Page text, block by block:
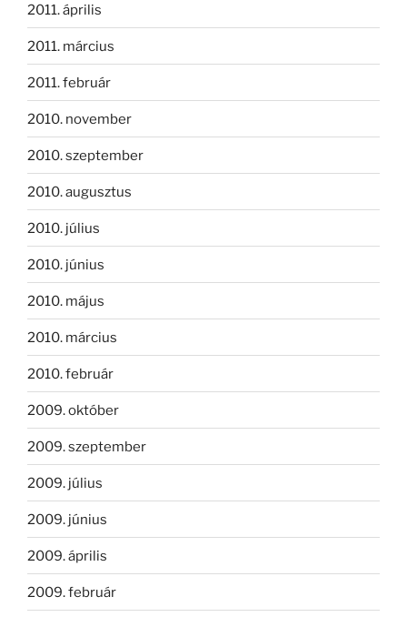
2011. április
2011. március
2011. február
2010. november
2010. szeptember
2010. augusztus
2010. július
2010. június
2010. május
2010. március
2010. február
2009. október
2009. szeptember
2009. július
2009. június
2009. április
2009. február